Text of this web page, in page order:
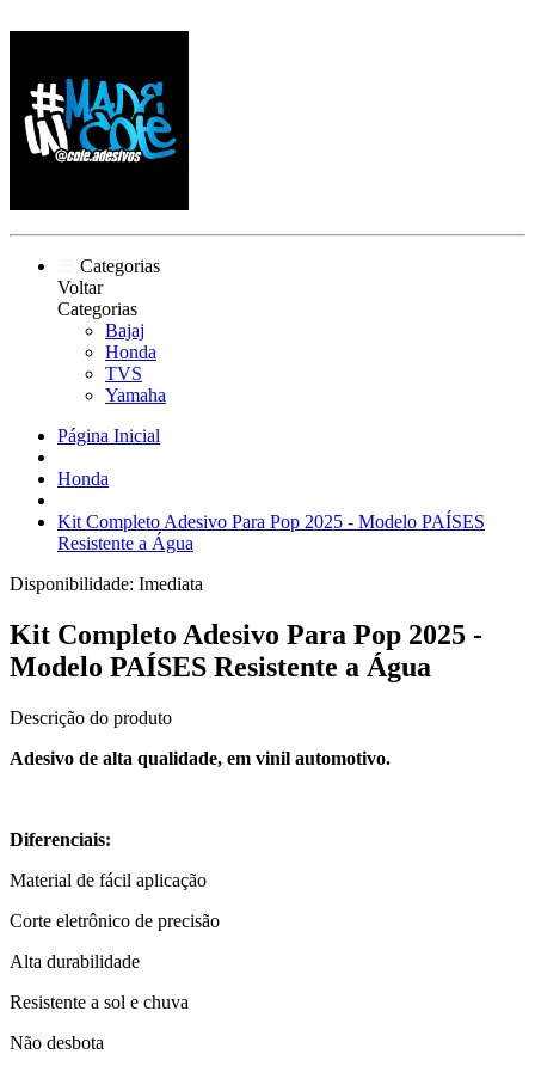
Categorias
Voltar
Categorias
Bajaj
Honda
TVS
Yamaha
Página Inicial
Honda
Kit Completo Adesivo Para Pop 2025 - Modelo PAÍSES
Resistente a Água
Disponibilidade: Imediata
Kit Completo Adesivo Para Pop 2025 -
Modelo PAÍSES Resistente a Água
Descrição do produto
Adesivo de alta qualidade, em vinil automotivo.
Diferenciais:
Material de fácil aplicação
Corte eletrônico de precisão
Alta durabilidade
Resistente a sol e chuva
Não desbota